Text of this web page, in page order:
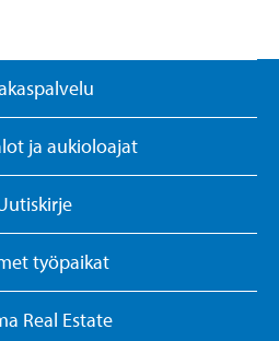
ja aukioloajat
työpaikat
Real Estate